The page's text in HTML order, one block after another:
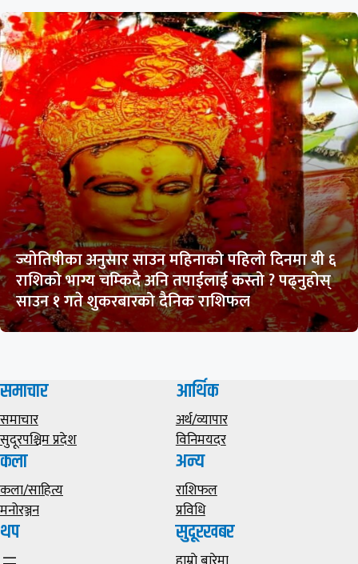
ज्योतिषीका अनुसार साउन महिनाको पहिलो दिनमा यी ६
राशिको भाग्य चम्किदै अनि तपाईलाई कस्तो ? पढ्नुहोस्
साउन १ गते शुकरबारको दैनिक राशिफल
समाचार
समाचार
सुदूरपश्चिम प्रदेश
आर्थिक
अर्थ/व्यापार
विनिमयदर
कला
कला/साहित्य
मनोरञ्जन
अन्य
राशिफल
प्रविधि
थप सुदूरखबर